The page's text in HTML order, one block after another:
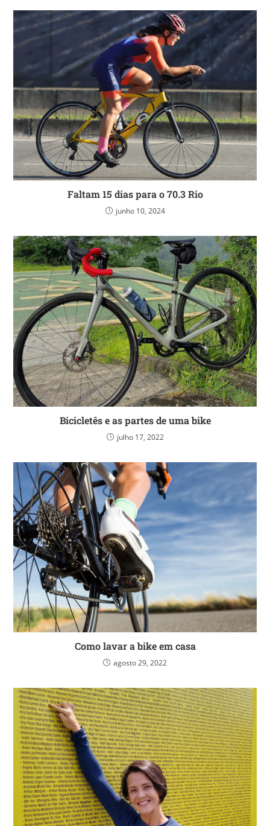
Faltam 15 dias para o 70.3 Rio
junho 10, 2024
Bicicletês e as partes de uma bike
julho 17, 2022
Como lavar a bike em casa
agosto 29, 2022